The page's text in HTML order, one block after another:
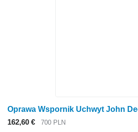
162,60 € 700 PLN